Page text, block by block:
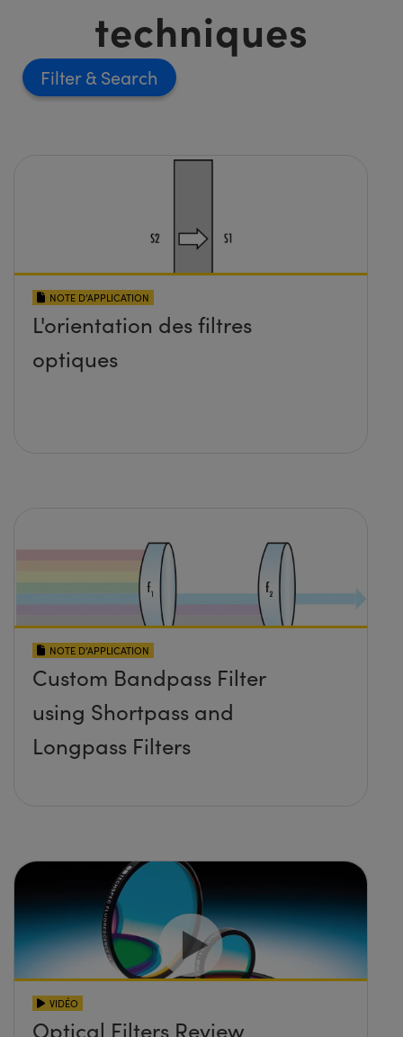
techniques
Filter
NOTE D’APPLICATION
L'orientation des filtres
optiques
NOTE D’APPLICATION
Custom Bandpass Filter
using Shortpass and
Longpass Filters
VIDÉO
Optical Filters Review